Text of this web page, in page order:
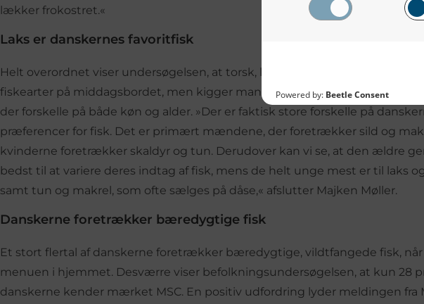
lækker frokostret.«
Laks er danskernes favoritfisk
Helt overordnet viser undersøgelsen, at torsk, laks og rødspætte er
fiskearter på middagsbordet, men kigger man nærmere på undersøgelsens
der forskelle på både køn og alder. »Der er faktisk store forskelle på
præferencer for fisk. Det er primært mændene, der foretrækker sild og
kvinderne foretrækker skaldyr og tun. Derudover kan vi se, at den ældre
bedst til at variere deres indtag af fisk, mens de helt unge mest er til laks
samt tun og makrel, som ofte sælges på dåse,« afslutter Majken Møller.
Danskerne foretrækker bæredygtige fisk
Et stort flertal af danskerne foretrækker bæredygtige, vildtfangede fisk, når
menuen i hjemmet. Desværre viser befolkningsundersøgelsen, at kun 28
danskerne kender mærket MSC. En positiv udfordring lyder meldingen fra